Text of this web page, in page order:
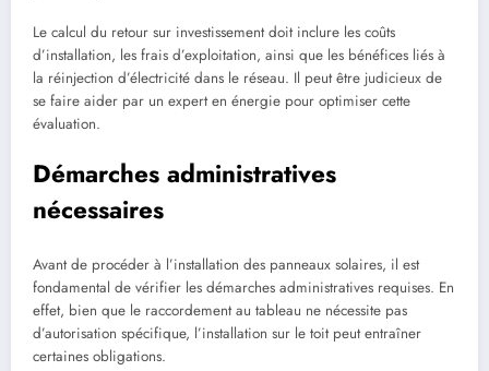
Le calcul du retour sur investissement doit inclure les coûts
d’installation, les frais d’exploitation, ainsi que les bénéfices liés à
la réinjection d’électricité dans le réseau. Il peut être judicieux de
se faire aider par un expert en énergie pour optimiser cette
évaluation.
Démarches administratives
nécessaires
Avant de procéder à l’installation des panneaux solaires, il est
fondamental de vérifier les démarches administratives requises. En
effet, bien que le raccordement au tableau ne nécessite pas
d’autorisation spécifique, l’installation sur le toit peut entraîner
certaines obligations.